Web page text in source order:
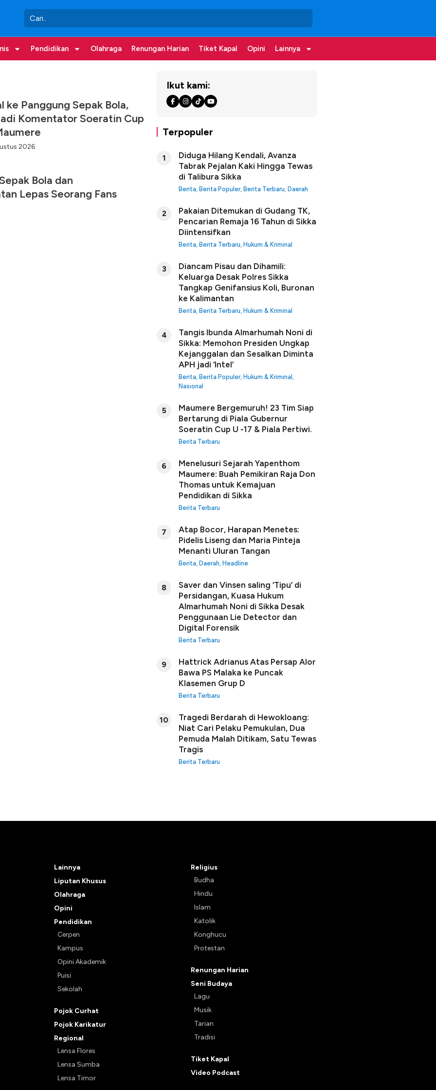
Pendidikan Olahraga Renungan Harian Tiket Kapal Opini Lainnya
ke Panggung Sepak Bola,
Komentator Soeratin Cup
2026
Bola dan
Lepas Seorang Fans
Ikut kami:
Terpopuler
1
Diduga Hilang Kendali, Avanza
Tabrak Pejalan Kaki Hingga Tewas
di Talibura Sikka
Berita, Berita Populer, Berita Terbaru, Daerah
2
Pakaian Ditemukan di Gudang TK,
Pencarian Remaja 16 Tahun di Sikka
Diintensifkan
Berita, Berita Terbaru, Hukum & Kriminal
3
Diancam Pisau dan Dihamili:
Keluarga Desak Polres Sikka
Tangkap Genifansius Koli, Buronan
ke Kalimantan
Berita, Berita Terbaru, Hukum & Kriminal
4
Tangis Ibunda Almarhumah Noni di
Sikka: Memohon Presiden Ungkap
Kejanggalan dan Sesalkan Diminta
APH jadi ‘Intel’
Berita, Berita Populer, Hukum & Kriminal ,
Nasional
5
Maumere Bergemuruh! 23 Tim Siap
Bertarung di Piala Gubernur
Soeratin Cup U -17 & Piala Pertiwi.
Berita Terbaru
6
Menelusuri Sejarah Yapenthom
Maumere: Buah Pemikiran Raja Don
Thomas untuk Kemajuan
Pendidikan di Sikka
Berita Terbaru
7
Atap Bocor, Harapan Menetes:
Pidelis Liseng dan Maria Pinteja
Menanti Uluran Tangan
Berita, Daerah, Headline
8
Saver dan Vinsen saling ‘Tipu’ di
Persidangan, Kuasa Hukum
Almarhumah Noni di Sikka Desak
Penggunaan Lie Detector dan
Digital Forensik
Berita Terbaru
9
Hattrick Adrianus Atas Persap Alor
Bawa PS Malaka ke Puncak
Klasemen Grup D
Berita Terbaru
10
Tragedi Berdarah di Hewokloang:
Niat Cari Pelaku Pemukulan, Dua
Pemuda Malah Ditikam, Satu Tewas
Tragis
Berita Terbaru
Lainnya
Liputan Khusus
Olahraga
Opini
Pendidikan
Cerpen
Kampus
Opini Akademik
Puisi
Sekolah
Pojok Curhat
Pojok Karikatur
Regional
Lensa Flores
Lensa Sumba
Lensa Timor
Religius
Budha
Hindu
Islam
Katolik
Konghucu
Protestan
Renungan Harian
Seni Budaya
Lagu
Musik
Tarian
Tradisi
Tiket Kapal
Video Podcast